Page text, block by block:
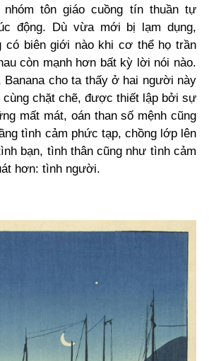
tôn giáo cuồng tín thuần tự
động. Dù vừa mới bị lạm dụng,
có biên giới nào khi cơ thể họ trần
còn mạnh hơn bất kỳ lời nói nào.
Banana cho ta thấy ở hai người này
cùng chặt chẽ, được thiết lập bởi sự
mất mát, oán than số mệnh cũng
tình cảm phức tạp, chồng lớp lên
bạn, tình thân cũng như tình cảm
hơn: tình người.